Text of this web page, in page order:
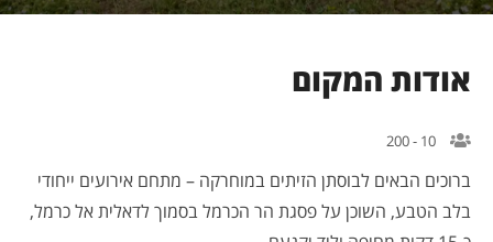
המקום
10 - 200
הבאים לבוסתן הזיתים במוחרקה – מתחם אירועים ייחודי
הטבע, השוכן על פסגת הר הכרמל בסמוך לדאלית אל כרמל,